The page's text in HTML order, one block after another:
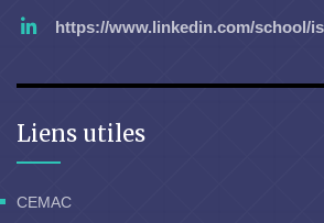
https://www.linkedin.com/school/
Liens utiles
CEMAC